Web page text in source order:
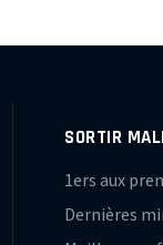
SORTIR
1ers aux
Dernières